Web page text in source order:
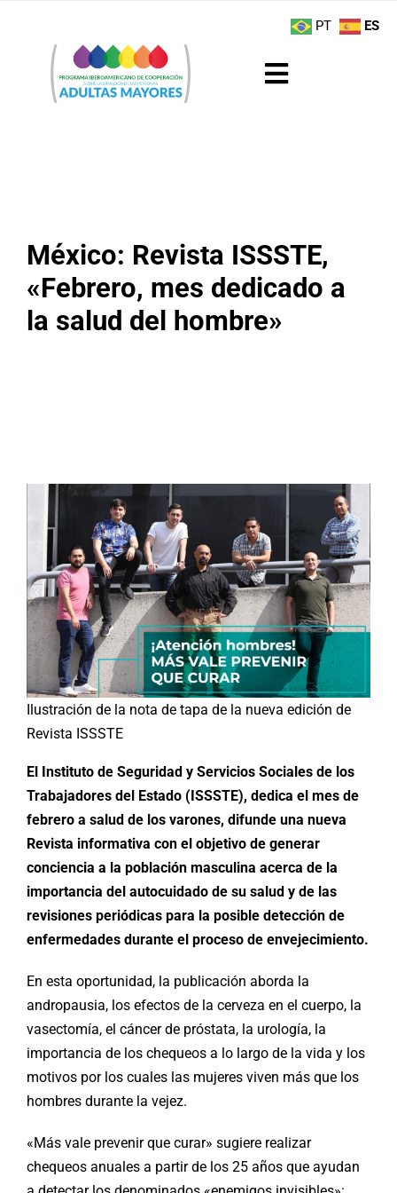
contenido
Toggle
Actividades
Boletín
México: Revista ISSSTE,
«Febrero, mes dedicado a
la salud del hombre»
Ilustración de la nota de tapa de la nueva edición de
Revista ISSSTE
El Instituto de Seguridad y Servicios Sociales de los
Trabajadores del Estado (ISSSTE), dedica el mes de
febrero a salud de los varones, difunde una nueva
Revista informativa con el objetivo de generar
conciencia a la población masculina acerca de la
importancia del autocuidado de su salud y de las
revisiones periódicas para la posible detección de
enfermedades durante el proceso de envejecimiento.
En esta oportunidad, la publicación aborda la
andropausia, los efectos de la cerveza en el cuerpo, la
vasectomía, el cáncer de próstata, la urología, la
importancia de los chequeos a lo largo de la vida y los
motivos por los cuales las mujeres viven más que los
hombres durante la vejez.
«Más vale prevenir que curar» sugiere realizar
chequeos anuales a partir de los 25 años que ayudan
PT ES